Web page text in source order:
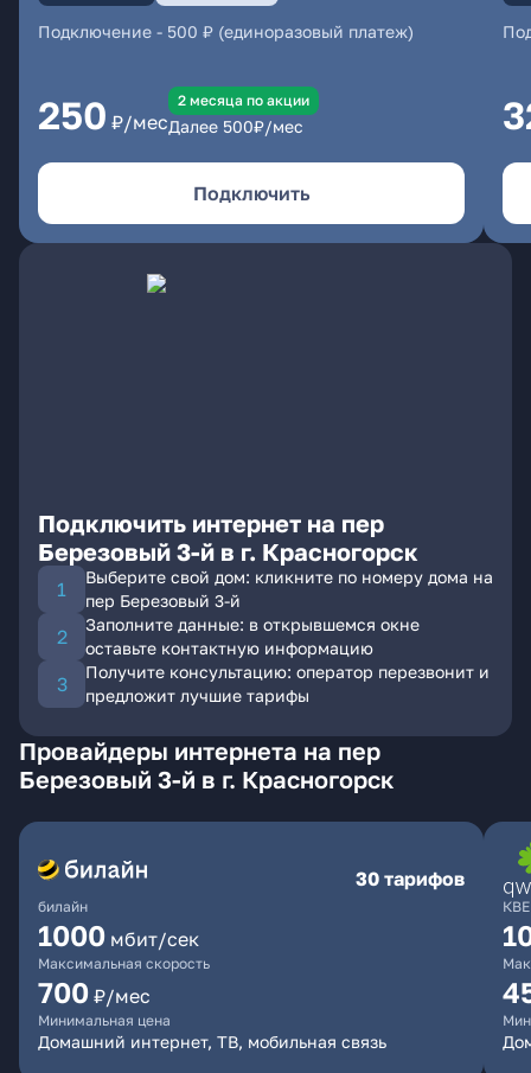
Подключение - 500 ₽ (единоразовый платеж)
250 ₽/мес
2 месяцa по акции
Далее 500₽/мес
Подключить
Подключить интернет на пер
Березовый 3-й в г. Красногорск
Выберите свой дом: кликните по номеру дома на
пер Березовый 3-й
Заполните данные: в открывшемся окне
оставьте контактную информацию
Получите консультацию: оператор перезвонит и
предложит лучшие тарифы
Провайдеры интернета на пер
Березовый 3-й в г. Красногорск
билайн
30 тарифов
1000 мбит/сек
Максимальная скорость
700 ₽/мес
Минимальная цена
Домашний интернет, ТВ, мобильная связь